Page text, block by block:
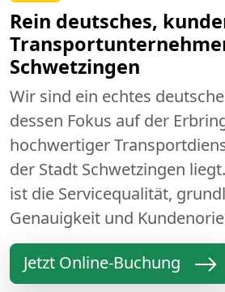
Rein deutsches,
Schwetzingen
Wir sind ein echtes
dessen Fokus auf der
hochwertiger
der Stadt Schwetzingen
ist die Servicequalität,
Genauigkeit und
Jetzt Online-Buchung